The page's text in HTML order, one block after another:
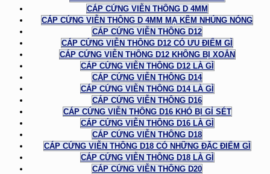
CÁP CỨNG VIỄN THÔNG D 4MM
CÁP CỨNG VIỄN THÔNG D 4MM MẠ KẼM NHÚNG NÓNG
CÁP CỨNG VIỄN THÔNG D12
CÁP CỨNG VIỄN THÔNG D12 CÓ ƯU ĐIỂM GÌ
CÁP CỨNG VIỄN THÔNG D12 KHÔNG BỊ XOẮN
CÁP CỨNG VIỄN THÔNG D12 LÀ GÌ
CÁP CỨNG VIỄN THÔNG D14
CÁP CỨNG VIỄN THÔNG D14 LÀ GÌ
CÁP CỨNG VIỄN THÔNG D16
CÁP CỨNG VIỄN THÔNG D16 KHÓ BỊ GỈ SÉT
CÁP CỨNG VIỄN THÔNG D16 LÀ GÌ
CÁP CỨNG VIỄN THÔNG D18
CÁP CỨNG VIỄN THÔNG D18 CÓ NHỮNG ĐẶC ĐIỂM GÌ
CÁP CỨNG VIỄN THÔNG D18 LÀ GÌ
CÁP CỨNG VIỄN THÔNG D20